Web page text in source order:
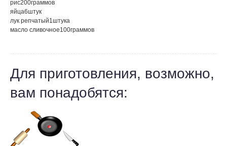
рис200граммов
яйца6штук
лук репчатый1штука
масло сливочное100граммов
Для приготовления, возможно,
вам понадобятся: